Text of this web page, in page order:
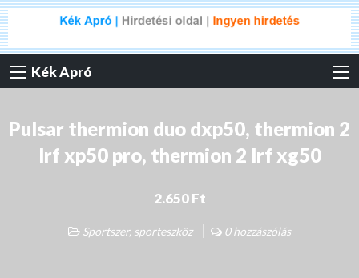
Kék Apró
Pulsar thermion duo dxp50, thermion 2
lrf xp50 pro, thermion 2 lrf xg50
2.650 Ft
Sportszer, sporteszköz 0 hozzászólás